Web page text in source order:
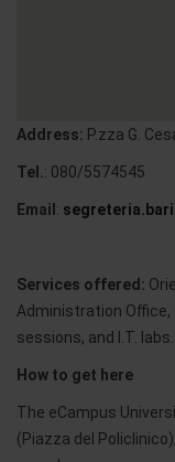
Address: P.zza G.
Tel. : 080/5574545
Email :
Services offered:
Administration
sessions, and I.T. labs.
How to get here
The eCampus
(Piazza del